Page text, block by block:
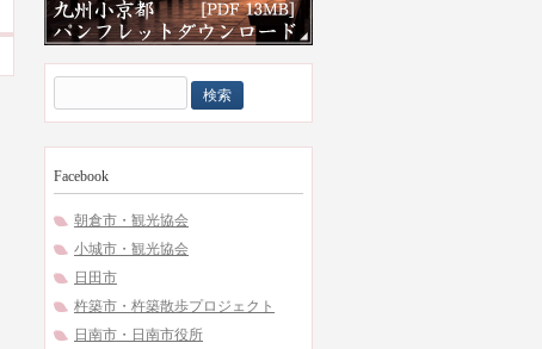
索:
Facebook
朝倉市・観光協会
小城市・観光協会
日田市
杵築市・杵築散歩プロジェクト
日南市・日南市役所